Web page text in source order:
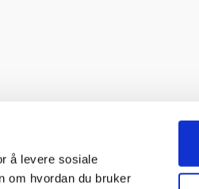
å levere sosiale
om hvordan du bruker